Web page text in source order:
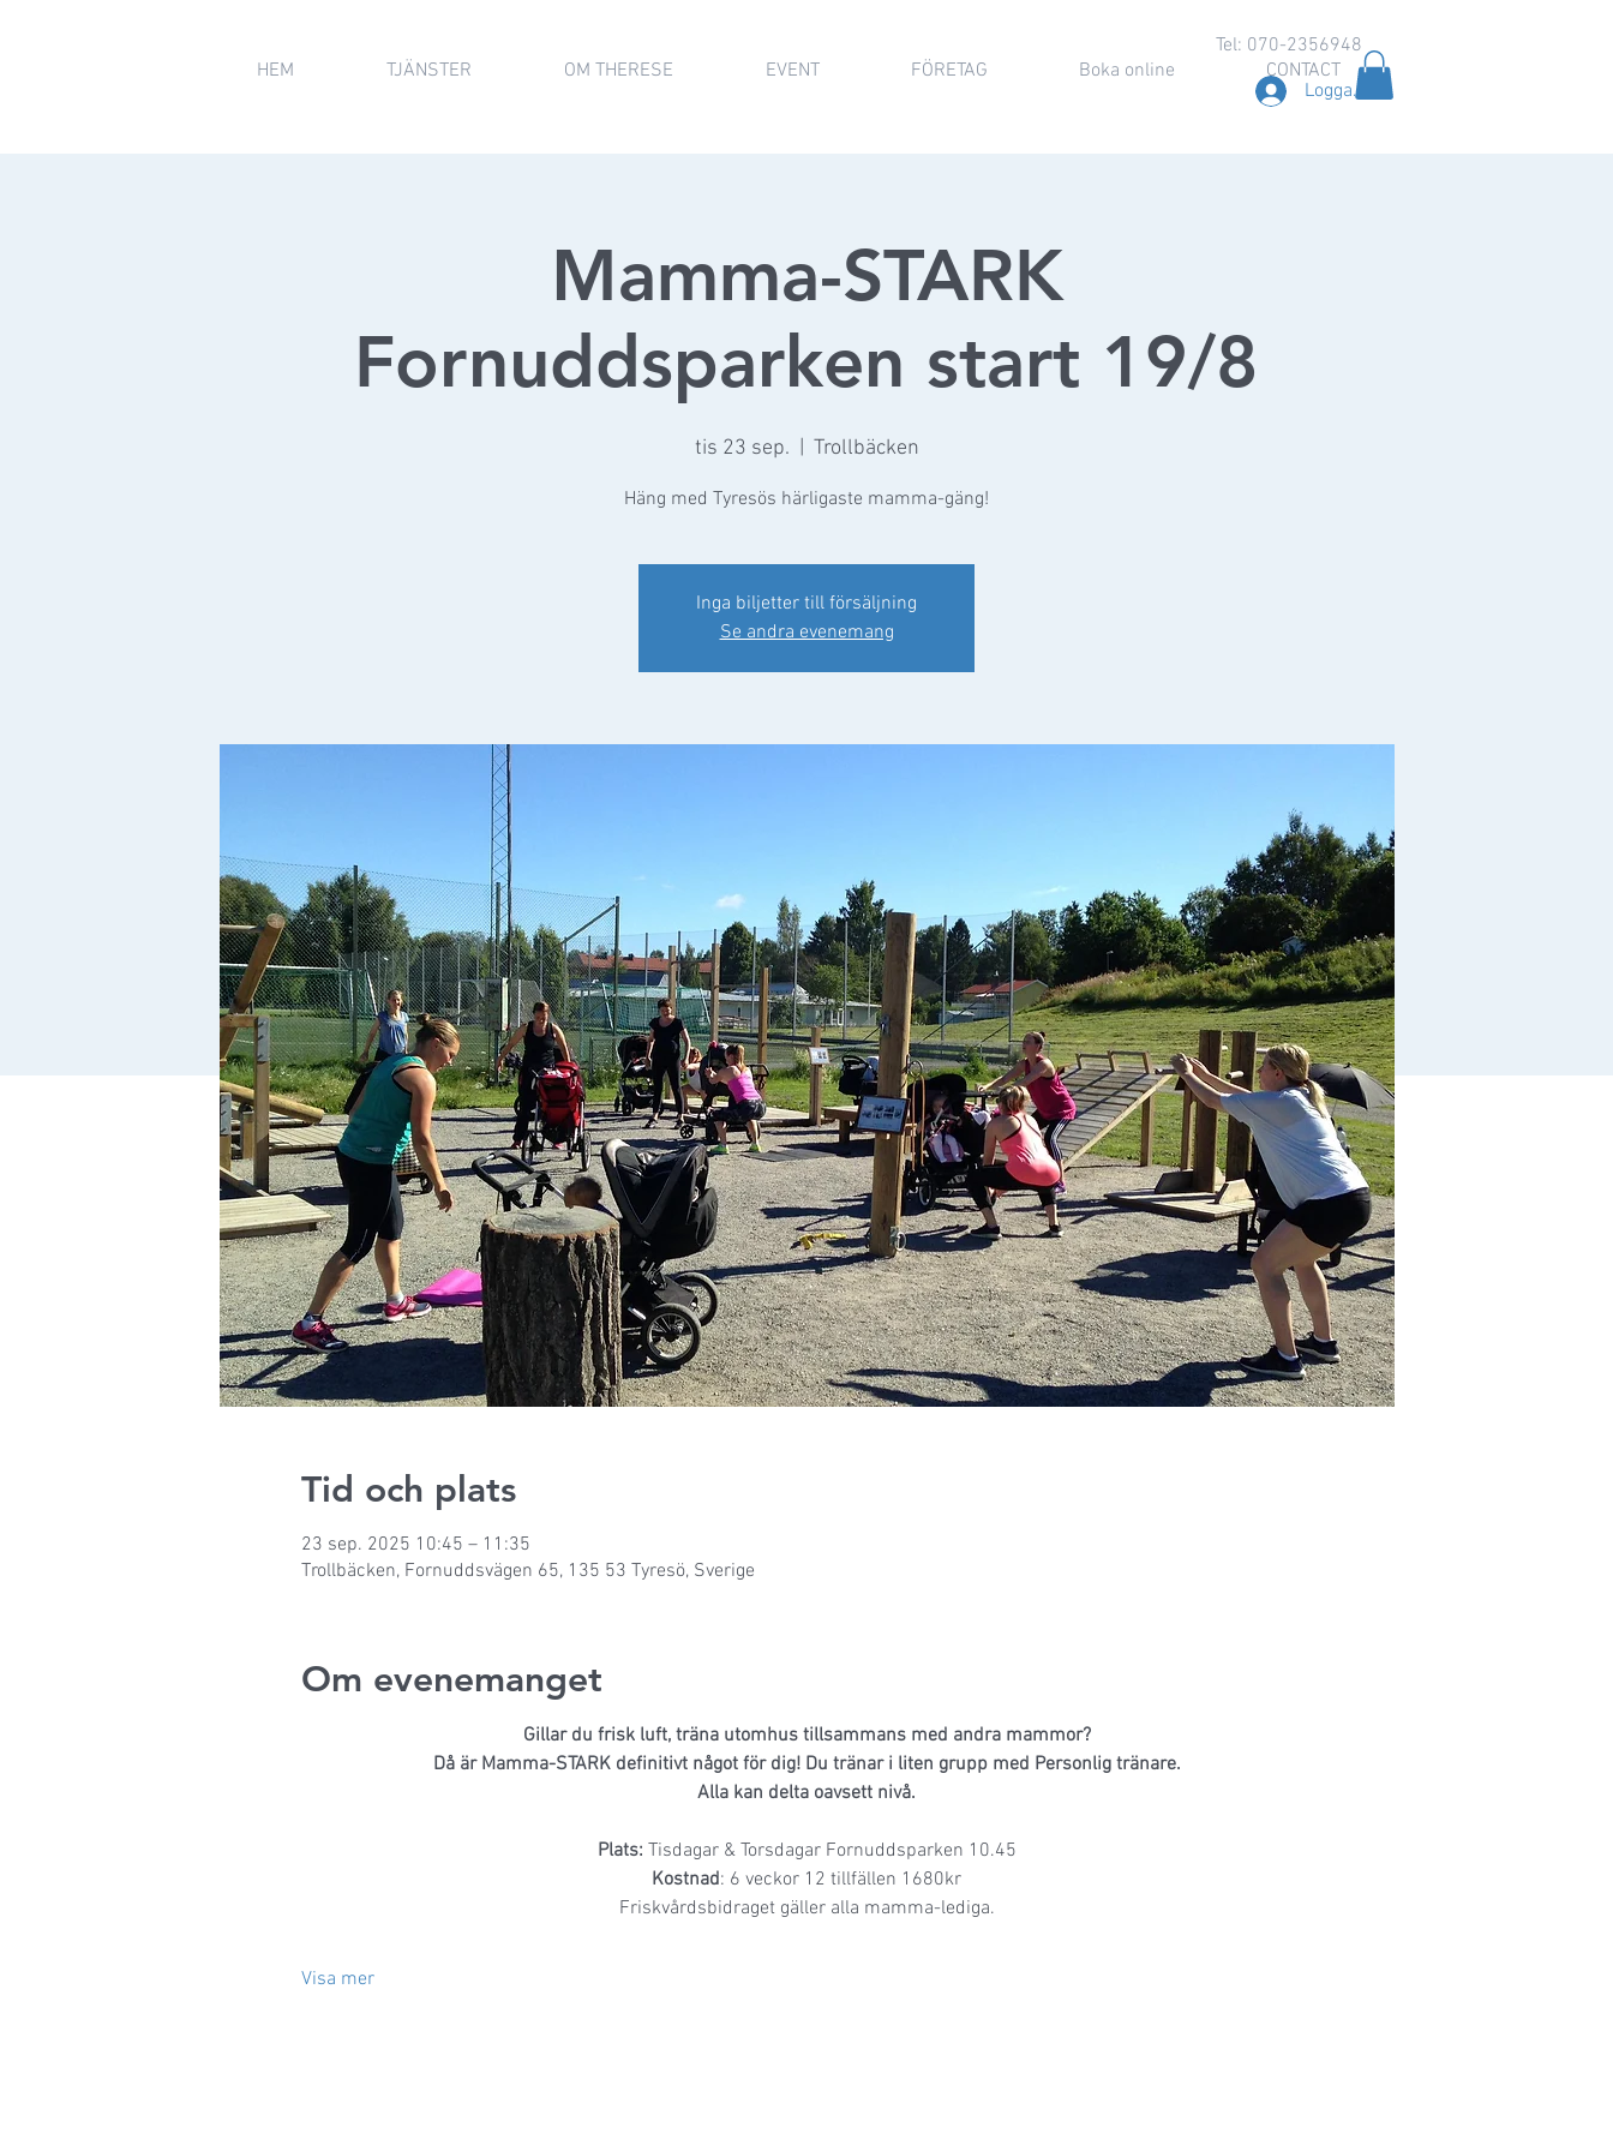
Tel: 070-2356948
HEM
TJÄNSTER OM THERESE EVENT FÖRETAG Boka online
CONTACT
Logga in
Mamma-STARK
Fornuddsparken start 19/8
tis 23 sep. Trollbäcken
Häng med Tyresös härligaste mamma-gäng!
Inga biljetter till försäljning
Se andra evenemang
Tid och plats
23 sep. 2025 10:45 – 11:35
Trollbäcken, Fornuddsvägen 65, 135 53 Tyresö, Sverige
Om evenemanget
Gillar du frisk luft, träna utomhus tillsammans med andra mammor?
Då är Mamma-STARK definitivt något för dig! Du tränar i liten grupp med Personlig tränare.
Alla kan delta oavsett nivå.
Plats: Tisdagar & Torsdagar Fornuddsparken 10.45
Kostnad: 6 veckor 12 tillfällen 1680kr
Friskvårdsbidraget gäller alla mamma-lediga.
Visa mer